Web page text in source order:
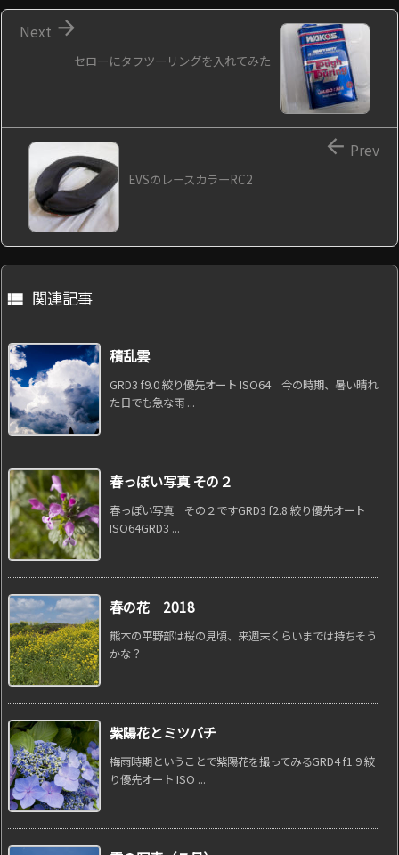
セローにタフツーリングを入れてみた

Next
EVSのレースカラーRC2
 Prev
 関連記事
積乱雲
GRD3 f9.0 絞り優先オート ISO64 今の時期、暑い晴れ
た日でも急な雨 ...
春っぽい写真 その２
春っぽい写真 その２ですGRD3 f2.8 絞り優先オート
ISO64GRD3 ...
春の花 2018
熊本の平野部は桜の見頃、来週末くらいまでは持ちそう
かな？
紫陽花とミツバチ
梅雨時期ということで紫陽花を撮ってみるGRD4 f1.9 絞
り優先オート ISO ...